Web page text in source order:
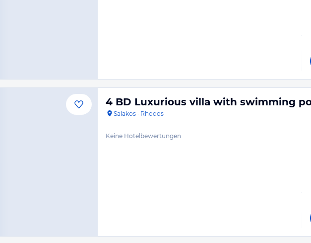
4 BD Luxurious villa with swimming
Salakos · Rhodos
Keine Hotelbewertungen